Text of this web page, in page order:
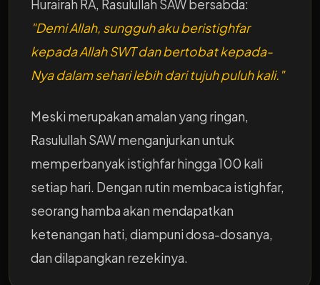
Hurairah RA, Rasulullah SAW bersabda:
"Demi Allah, sungguh aku beristighfar
kepada Allah SWT dan bertobat kepada-
Nya dalam sehari lebih dari tujuh puluh kali."
Meski merupakan amalan yang ringan,
Rasulullah SAW menganjurkan untuk
memperbanyak istighfar hingga 100 kali
setiap hari. Dengan rutin membaca istighfar,
seorang hamba akan mendapatkan
ketenangan hati, diampuni dosa-dosanya,
dan dilapangkan rezekinya.